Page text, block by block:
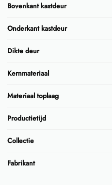
Bovenkant kastdeur
Onderkant kastdeur
Dikte deur
Kernmateriaal
Materiaal toplaag
Productietijd
Collectie
Fabrikant